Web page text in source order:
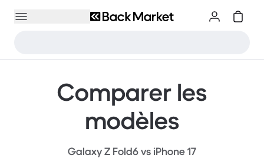
Comparer les
modèles
Galaxy Z Fold6 vs iPhone 17